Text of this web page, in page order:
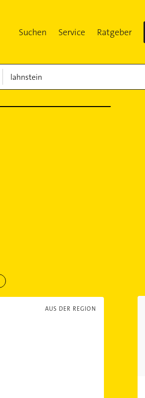
Suchen Service Ratgeber
AUS DER REGION